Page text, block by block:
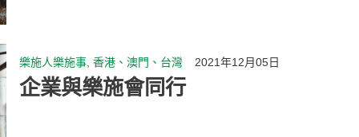
樂施人樂施事, 香港、澳門、台灣 2021年12月05日
企業與樂施會同行